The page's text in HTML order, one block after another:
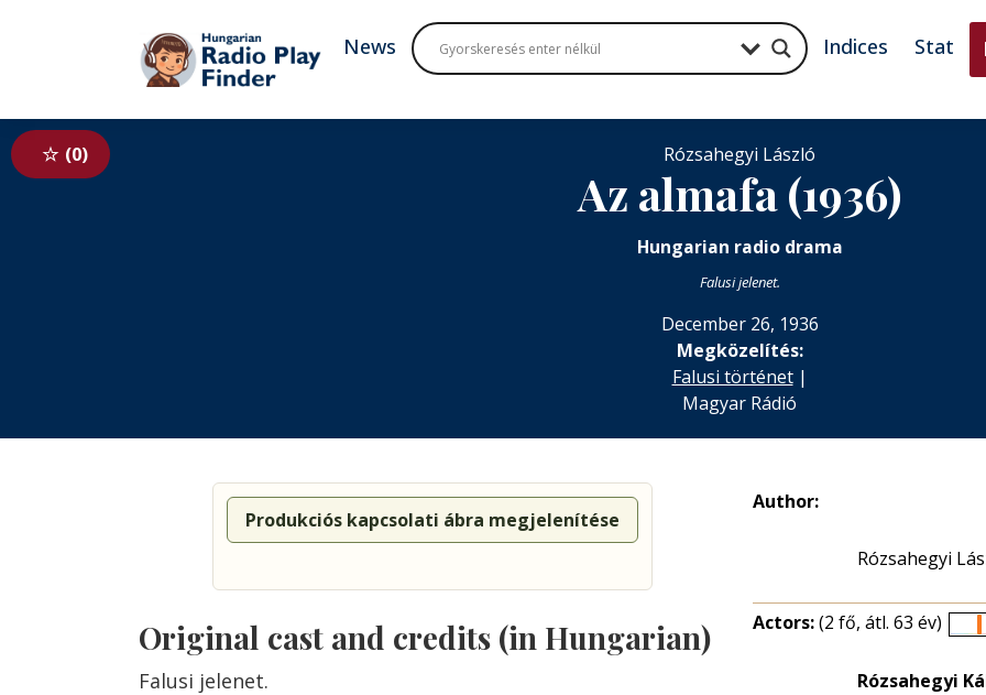
News Indices Stat
0 Rózsahegyi László
Az almafa (1936)
Hungarian radio drama
Falusi jelenet.
December 26, 1936
Megközelítés:
Falusi történet|
Magyar Rádió
Produkciós kapcsolati ábra megjelenítése
Original cast and credits (in Hungarian)
Falusi jelenet.
Author:
Rózsahegyi
Actors:(2 fő, átl. 63 év)
Rózsahegyi